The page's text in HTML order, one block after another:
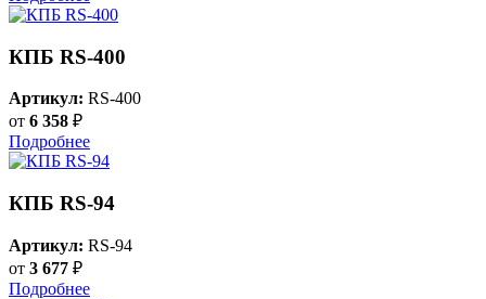
КПБ RS-400
Артикул: RS-400
от 6 358 ₽
Подробнее
КПБ RS-94
Артикул: RS-94
от 3 677 ₽
Подробнее